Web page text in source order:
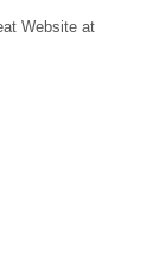
Website at